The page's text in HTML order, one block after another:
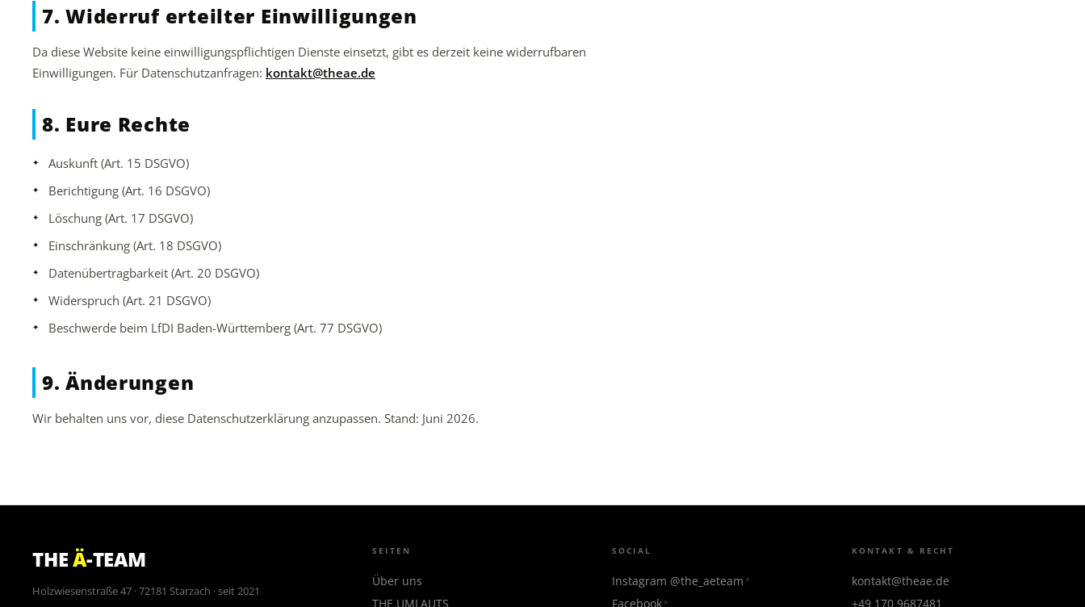
7. Widerruf erteilter Einwilligungen
Da diese Website keine einwilligungspflichtigen Dienste einsetzt, gibt es derzeit keine widerrufbaren
Einwilligungen. Für Datenschutzanfragen: kontakt@theae.de
8. Eure Rechte
Auskunft (Art. 15 DSGVO)
Berichtigung (Art. 16 DSGVO)
Löschung (Art. 17 DSGVO)
Einschränkung (Art. 18 DSGVO)
Datenübertragbarkeit (Art. 20 DSGVO)
Widerspruch (Art. 21 DSGVO)
Beschwerde beim LfDI Baden-Württemberg (Art. 77 DSGVO)
9. Änderungen
Wir behalten uns vor, diese Datenschutzerklärung anzupassen. Stand: Juni 2026.
THEÄ-TEAM
Holzwiesenstraße 47 · 72181 Starzach · seit 2021
SEITEN
Über uns
THE UMLAUTS
SOCIAL
Instagram @the_aeteam
Facebook
KONTAKT & RECHT
kontakt@theae.de
+49 170 9687481